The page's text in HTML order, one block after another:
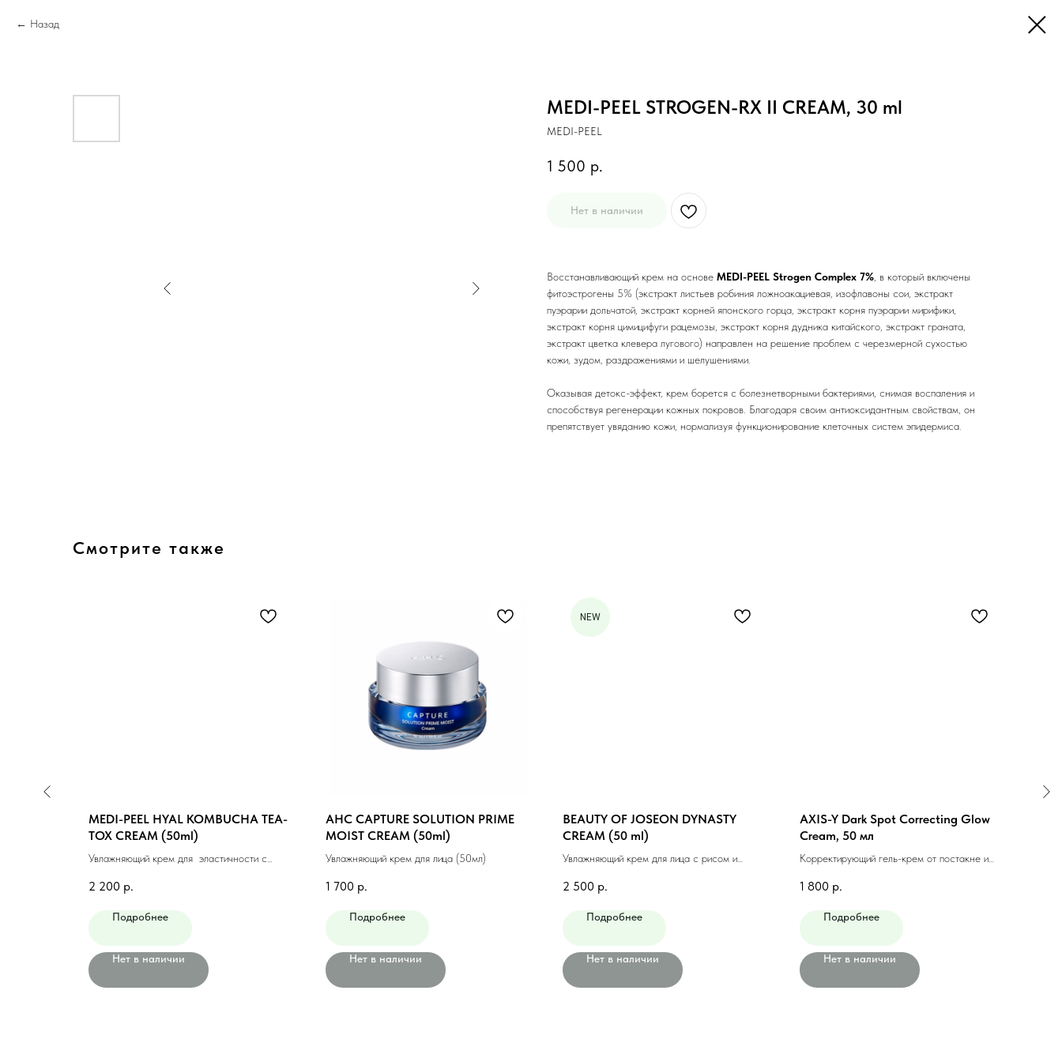
Назад
MEDI-PEEL STROGEN-RX II CREAM, 30 ml
MEDI-PEEL
1 500 р.
Нет в наличии
Восстанавливающий крем на основе MEDI-PEEL Strogen Complex 7% , в который включены
фитоэстрогены 5% (экстракт листьев робиния ложноакациевая, изофлавоны сои, экстракт
пуэрарии дольчатой, экстракт корней японского горца, экстракт корня пуэрарии мирифики,
экстракт корня цимицифуги рацемозы, экстракт корня дудника китайского, экстракт граната,
экстракт цветка клевера лугового) направлен на решение проблем с черезмерной сухостью
кожи, зудом, раздражениями и шелушениями.
Оказывая детокс-эффект, крем борется с болезнетворными бактериями, снимая воспаления и
способствуя регенерации кожных покровов. Благодаря своим антиоксидантным свойствам, он
препятствует увяданию кожи, нормализуя функционирование клеточных систем эпидермиса.
Смотрите также
MEDI-PEEL HYAL KOMBUCHA TEA-
TOX CREAM (50ml)
Увлажняющий крем для эластичности с
2 200 р.
Подробнее
Нет в наличии
AHC CAPTURE SOLUTION PRIME
MOIST CREAM (50ml)
Увлажняющий крем для лица (50мл)
1 700 р.
Подробнее
Нет в наличии
NEW
BEAUTY OF JOSEON DYNASTY
CREAM (50 ml)
Увлажняющий крем для лица с рисом и
2 500 р.
Подробнее
Нет в наличии
AXIS-Y Dark Spot Correcting Glow
Cream, 50 мл
Корректирующий гель-крем от постакне и
1 800 р.
Подробнее
Нет в наличии